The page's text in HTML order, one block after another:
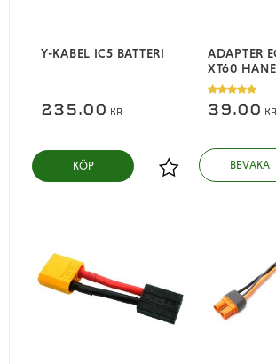
Y-KABEL IC5 BATTERI
235,00 KR
Lägg till i
KÖP
ADAPTER
XT60 HANE
39,00 KR